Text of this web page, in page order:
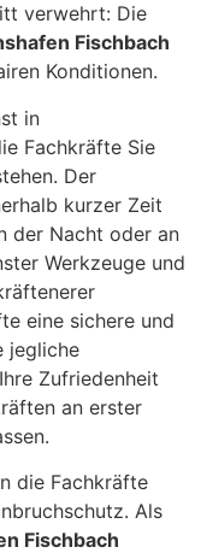
verwehrt: Die
Fischbach
Konditionen.
in
Fachkräfte Sie
Der
kurzer Zeit
der Nacht oder an
Werkzeuge und
eine sichere und
jegliche
Zufriedenheit
an erster
die Fachkräfte
Als
Fischbach